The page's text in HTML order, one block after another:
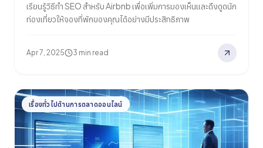
เรียนรู้วิธีทำ SEO สำหรับ Airbnb เพื่อเพิ่มการมองเห็นและดึงดูดนัก
ท่องเที่ยวให้จองที่พักของคุณได้อย่างมีประสิทธิภาพ
Apr 7, 2025 3 min read
เรื่องทั่วไปด้านการตลาดออนไลน์